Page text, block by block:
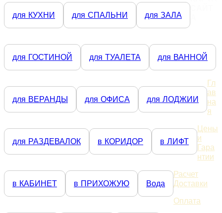
для КУХНИ для СПАЛЬНИ для ЗАЛА
для ГОСТИНОЙ для ТУАЛЕТА для ВАННОЙ
для ВЕРАНДЫ для ОФИСА для ЛОДЖИИ
для РАЗДЕВАЛОК в КОРИДОР в ЛИФТ
в КАБИНЕТ в ПРИХОЖУЮ Вода
Гл
ав
на
я
Цены
и
Гара
нтии
Расчет
Доставки
Оплата